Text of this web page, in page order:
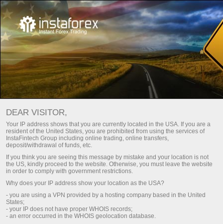
For traders Trade analysis articles Trade reviews
บทวิเคราะห์ตลาด FOREX –
อัปเดตตลาดรายวัน
การถอนเงิน
DEAR VISITOR,
Your IP address shows that you are currently located in the USA. If you are a
resident of the United States, you are prohibited from using the services of
InstaFintech Group including online trading, online transfers,
deposit/withdrawal of funds, etc.
If you think you are seeing this message by mistake and your location is not
the US, kindly proceed to the website. Otherwise, you must leave the website
in order to comply with government restrictions.
Why does your IP address show your location as the USA?
- you are using a VPN provided by a hosting company based in the United
States;
- your IP does not have proper WHOIS records;
- an error occurred in the WHOIS geolocation database.